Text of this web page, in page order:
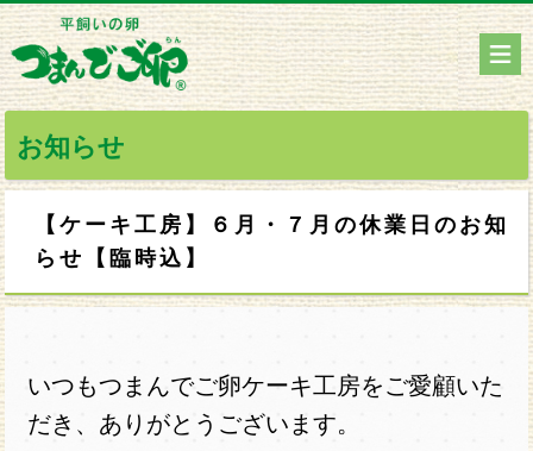
お知らせ
【ケーキ工房】６月・７月の休業日のお知
らせ【臨時込】
いつもつまんでご卵ケーキ工房をご愛顧いた
だき、ありがとうございます。